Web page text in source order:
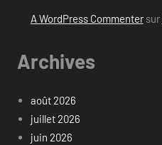
A WordPress Commentersur
Archives
août 2026
juillet 2026
juin 2026